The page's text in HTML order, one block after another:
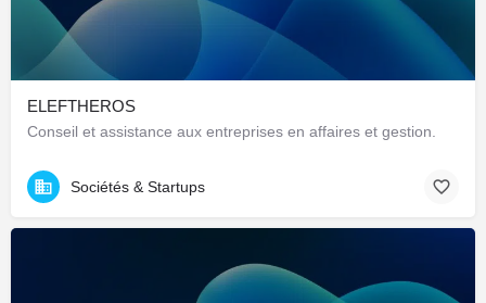
ELEFTHEROS
Conseil et assistance aux entreprises en affaires et gestion.
Sociétés & Startups